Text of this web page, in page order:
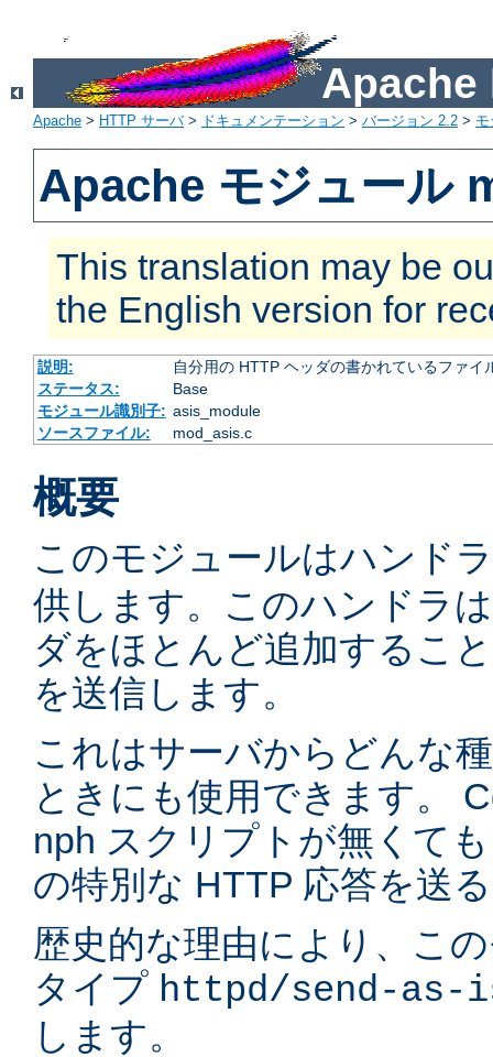
Apache
Apache > HTTP サーバ> ドキュメンテーション > バージョン 2.2 >
Apache モジュール
This translation may be
the English version for
説明:
自分用の HTTP ヘッダの書かれているファイ
ステータス:
Base
モジュール識別子: asis_module
ソースファイル:
mod_asis.c
概要
このモジュールはハンド
供します。このハンドラ
ダをほとんど追加するこ
を送信します。
これはサーバからどんな
ときにも使用できます。
nph スクリプトが無くて
の特別な HTTP 応答を送
歴史的な理由により、こ
タイプ httpd/send-as-
します。